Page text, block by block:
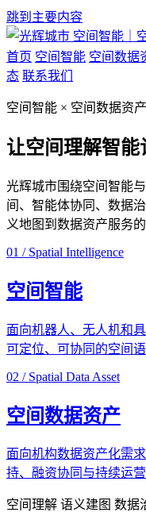
跳到主要内容
空间智能｜
首页 空间智能 空间数据
态 联系我们
空间智能 × 空间数据资产
让空间理解智能
光辉城市围绕空间智能
间、智能体协同、数据
义地图到数据资产服务的
01 / Spatial Intelligence
空间智能
面向机器人、无人机和
可定位、可协同的空间语
02 / Spatial Data Asset
空间数据资产
面向机构数据资产化需
持、融资协同与持续运营
空间理解 语义建图 数据